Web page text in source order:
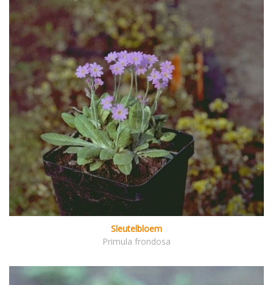
Sleutelbloem
Primula frondosa